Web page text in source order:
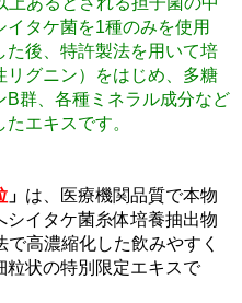
タケ菌を1種のみを使用
た後、特許製法を用いて培
グニン）をはじめ、多糖
群、各種ミネラル成分など
エキスです。
」 は、医療機関品質で本物
イタケ菌糸体培養抽出物
で高濃縮化した飲みやすく
粒状の特別限定エキスで